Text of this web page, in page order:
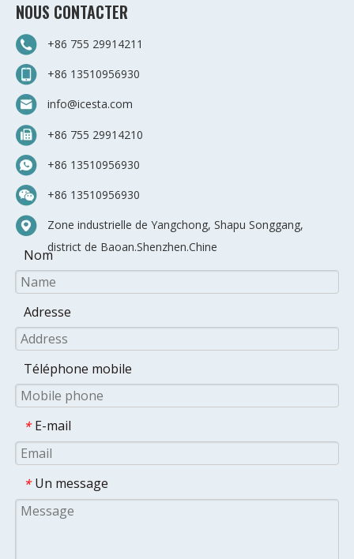
NOUS CONTACTER
+86 755 29914211
+86 13510956930
info@icesta.com
+86 755 29914210
+86 13510956930
+86 13510956930
Zone industrielle de Yangchong, Shapu Songgang,
district de Baoan.Shenzhen.Chine
Nom
Adresse
Téléphone mobile
* E-mail
* Un message